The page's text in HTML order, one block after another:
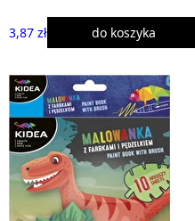
3,87 zł do koszyka